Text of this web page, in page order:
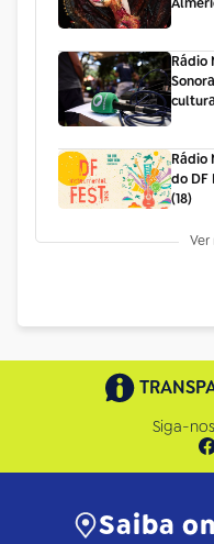
Rádio
Rádio
do DF
(18)
Ver
Siga-
Saiba